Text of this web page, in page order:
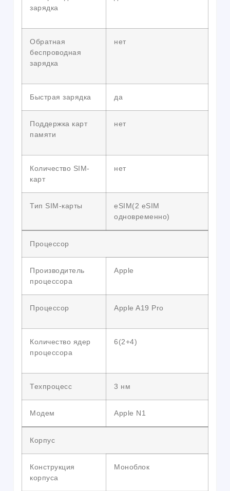
зарядка
Обратная
беспроводная
зарядка
нет
Быстрая зарядка да
Поддержка карт
памяти
нет
Количество SIM-
карт
нет
Тип SIM-карты
eSIM(2 eSIM
одновременно)
Процессор
Производитель
процессора
Apple
Процессор Apple A19 Pro
Количество ядер
процессора
6(2+4)
Техпроцесс 3 нм
Модем Apple N1
Корпус
Конструкция
корпуса
Моноблок